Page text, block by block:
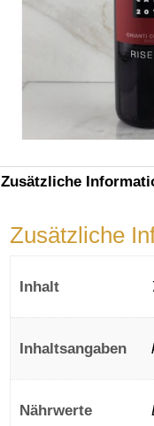
Zusätzliche
Zusätzliche
Inhalt
Inhaltsangaben
Nährwerte